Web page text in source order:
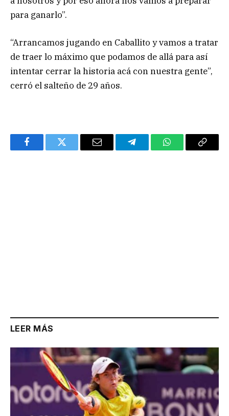
para ganarlo”.
“Arrancamos jugando en Caballito y vamos a tratar
de traer lo máximo que podamos de allá para así
intentar cerrar la historia acá con nuestra gente”,
cerró el salteño de 29 años.
FacebookTwitter Email TelegramWhatsAppCopy
LEER MÁS